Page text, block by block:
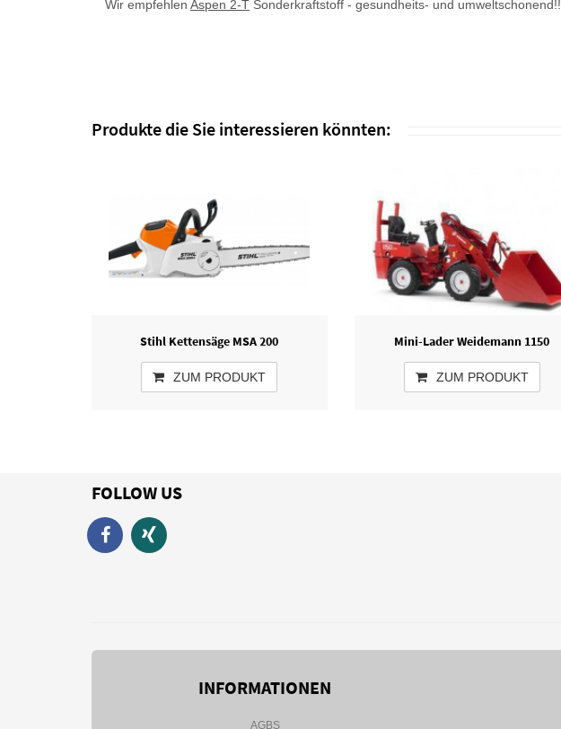
Wir empfehlen Aspen 2-T Sonderkraftstoff - gesundheits- und umweltschonend!!
Produkte die Sie interessieren könnten:
Stihl Kettensäge MSA 200
ZUM PRODUKT
Mini-Lader Weidemann 1150
ZUM PRODUKT
FOLLOW US
INFORMATIONEN
AGBS